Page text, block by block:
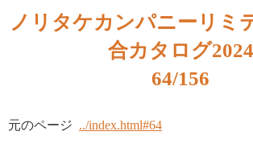
ノリタケカンパニーリ
合カタログ2024
64/156
元のページ ../index.html#64